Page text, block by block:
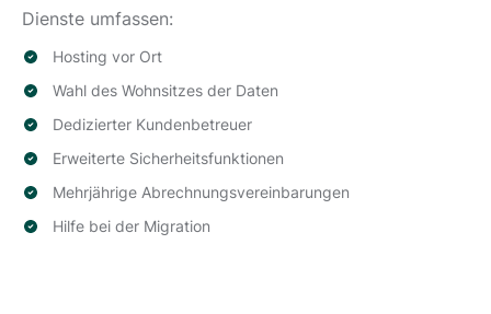
Dienste umfassen:
Hosting vor Ort
Wahl des Wohnsitzes der Daten
Dedizierter Kundenbetreuer
Erweiterte Sicherheitsfunktionen
Mehrjährige Abrechnungsvereinbarungen
Hilfe bei der Migration